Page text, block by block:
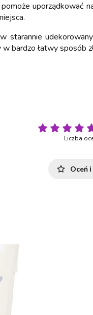
uporządkować
starannie
bardzo łatwy sposób
Liczba
Oceń